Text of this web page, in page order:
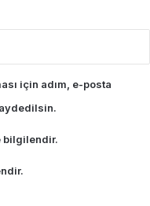
için adım, e-posta
bilgilendir.